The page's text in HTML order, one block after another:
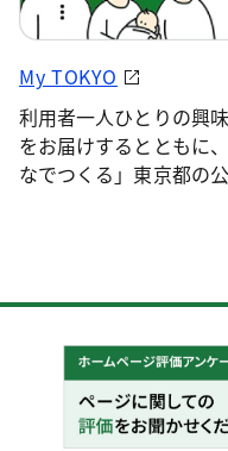
My TOKYO
利用者一人ひとりの興
をお届けするとともに
なでつくる」東京都の